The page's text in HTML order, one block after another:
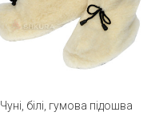
Чуні, білі, гумова підошва